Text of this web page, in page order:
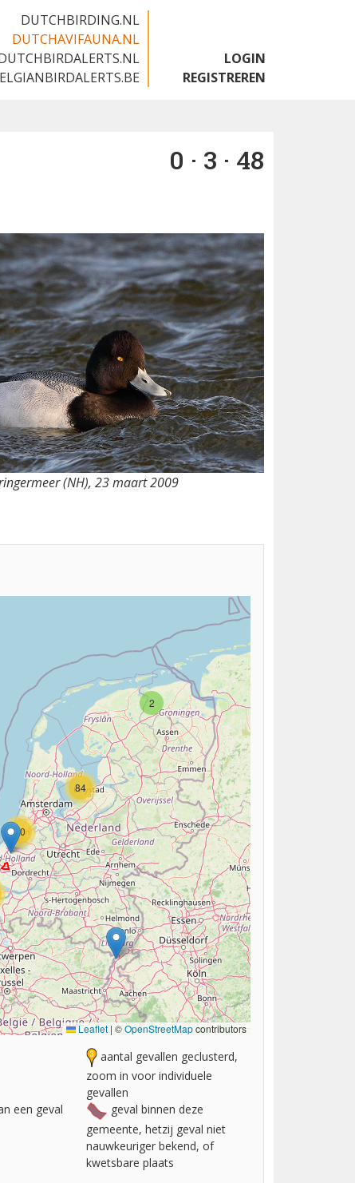
DUTCHBIRDING.NL
DUTCHAVIFAUNA.NL
LOGIN
REGISTREREN
0 · 3 · 48
(NH), 23 maart 2009
2
84
10
Leaflet | ©OpenStreetMapcontributors
aantal gevallen geclusterd,
zoom in voor individuele
gevallen
een geval
geval binnen deze
gemeente, hetzij geval niet
nauwkeuriger bekend, of
kwetsbare plaats